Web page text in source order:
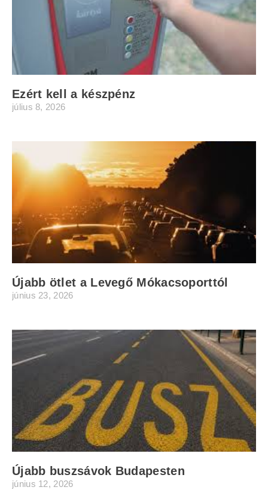
Ezért kell a készpénz
július 8, 2026
Újabb ötlet a Levegő Mókacsoporttól
június 23, 2026
Újabb buszsávok Budapesten
június 12, 2026